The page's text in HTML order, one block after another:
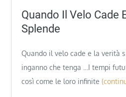
Quando Il Velo Cade
Splende
Quando il velo cade e la verità
inganno che tenga …I tempi
così come le loro infinite